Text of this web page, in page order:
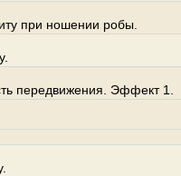
при ношении робы.
передвижения. Эффект 1.